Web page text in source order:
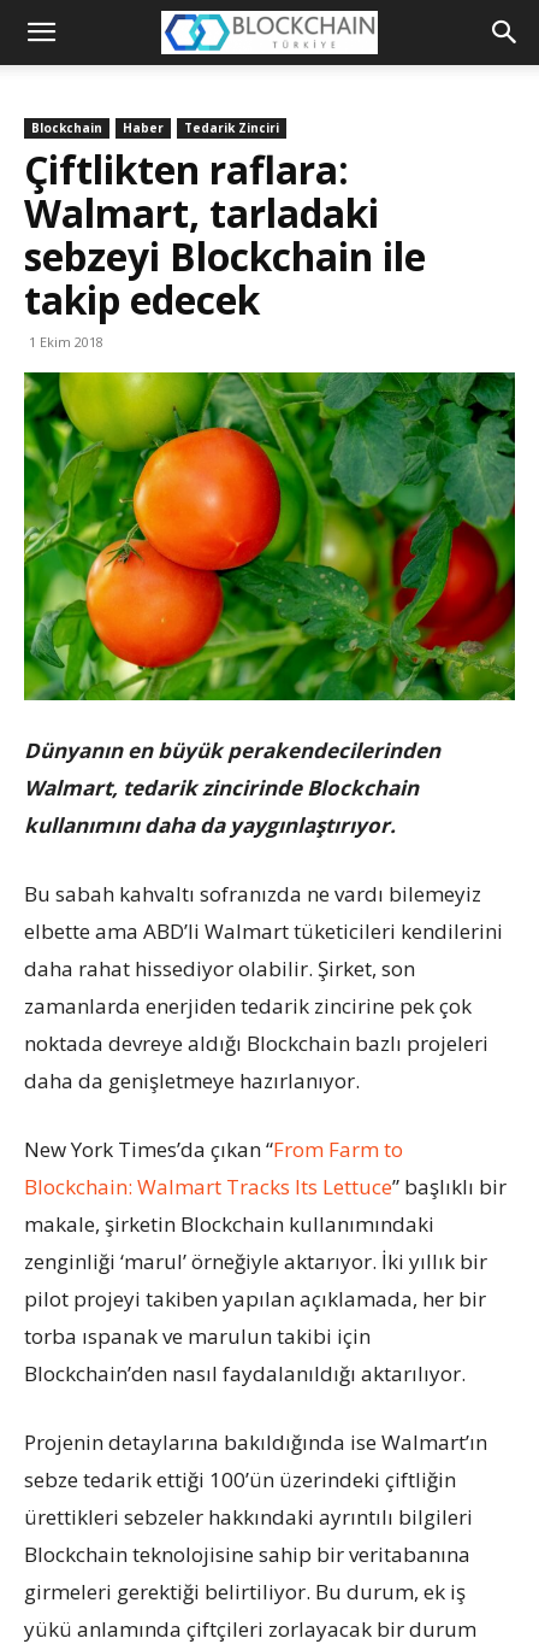
Blockchain
Platformu
Blockchain Haber Tedarik Zinciri
Çiftlikten raflara:
Walmart, tarladaki
sebzeyi Blockchain ile
takip edecek
1 Ekim 2018
Dünyanın en büyük perakendecilerinden
Walmart, tedarik zincirinde Blockchain
kullanımını daha da yaygınlaştırıyor.
Bu sabah kahvaltı sofranızda ne vardı bilemeyiz
elbette ama ABD’li Walmart tüketicileri kendilerini
daha rahat hissediyor olabilir. Şirket, son
zamanlarda enerjiden tedarik zincirine pek çok
noktada devreye aldığı Blockchain bazlı projeleri
daha da genişletmeye hazırlanıyor.
New York Times’da çıkan “From Farm to
Blockchain: Walmart Tracks Its Lettuce” başlıklı bir
makale, şirketin Blockchain kullanımındaki
zenginliği ‘marul’ örneğiyle aktarıyor. İki yıllık bir
pilot projeyi takiben yapılan açıklamada, her bir
torba ıspanak ve marulun takibi için
Blockchain’den nasıl faydalanıldığı aktarılıyor.
Projenin detaylarına bakıldığında ise Walmart’ın
sebze tedarik ettiği 100’ün üzerindeki çiftliğin
ürettikleri sebzeler hakkındaki ayrıntılı bilgileri
Blockchain teknolojisine sahip bir veritabanına
girmeleri gerektiği belirtiliyor. Bu durum, ek iş
yükü anlamında çiftçileri zorlayacak bir durum